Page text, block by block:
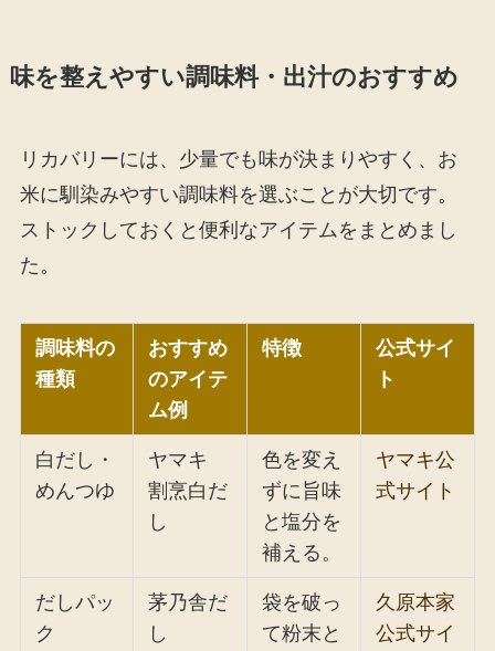
味を整えやすい調味料・出汁のおすすめ
リカバリーには、少量でも味が決まりやすく、お
米に馴染みやすい調味料を選ぶことが大切です。
ストックしておくと便利なアイテムをまとめまし
た。
調味料の
種類
おすすめ
のアイテ
ム例
特徴
公式サイ
ト
白だし・
めんつゆ
ヤマキ
割烹白だ
し
色を変え
ずに旨味
と塩分を
補える。
ヤマキ公
式サイト
だしパッ
ク
茅乃舎だ
し
袋を破っ
て粉末と
久原本家
公式サイ